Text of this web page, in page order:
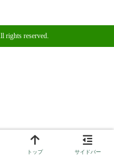
rights reserved.
トップ サイドバー